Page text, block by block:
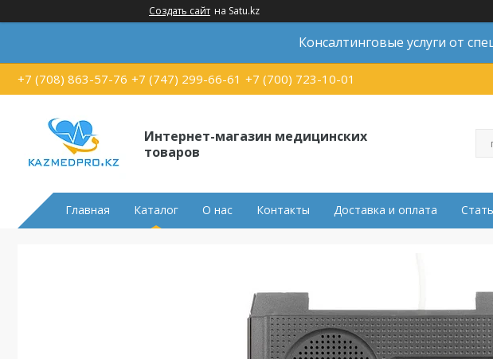
Создать сайт на Satu.kz
Консалтинговые услуги от
+7 (708) 863-57-76 +7 (747) 299-66-61 +7 (700) 723-10-01
Интернет-магазин медицинских
товаров
Главная Каталог О нас Контакты Доставка и оплата